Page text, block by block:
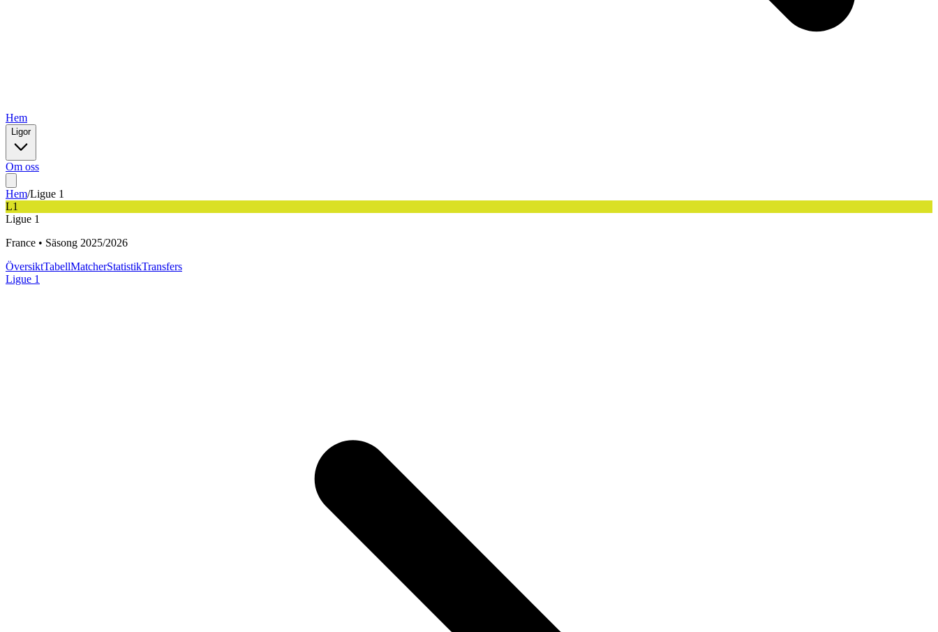
Hem
Ligor
Om oss
Hem/Ligue 1
L1
Ligue 1
France • Säsong 2025/2026
ÖversiktTabellMatcherStatistikTransfers
Ligue 1